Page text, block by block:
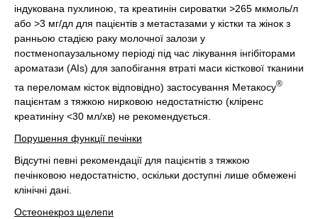
індукована пухлиною, та креатинін сироватки >265 мкмоль/л
або >3 мг/дл для пацієнтів з метастазами у кістки та жінок з
ранньою стадією раку молочної залози у
постменопаузальному періоді під час лікування інгібіторами
ароматази (AIs) для запобігання втраті маси кісткової тканини
та переломам кісток відповідно) застосування Метакосу®
пацієнтам з тяжкою нирковою недостатністю (кліренс
креатиніну <30 мл/хв) не рекомендується.
Порушення функції печінки
Відсутні певні рекомендації для пацієнтів з тяжкою
печінковою недостатністю, оскільки доступні лише обмежені
клінічні дані.
Остеонекроз щелепи